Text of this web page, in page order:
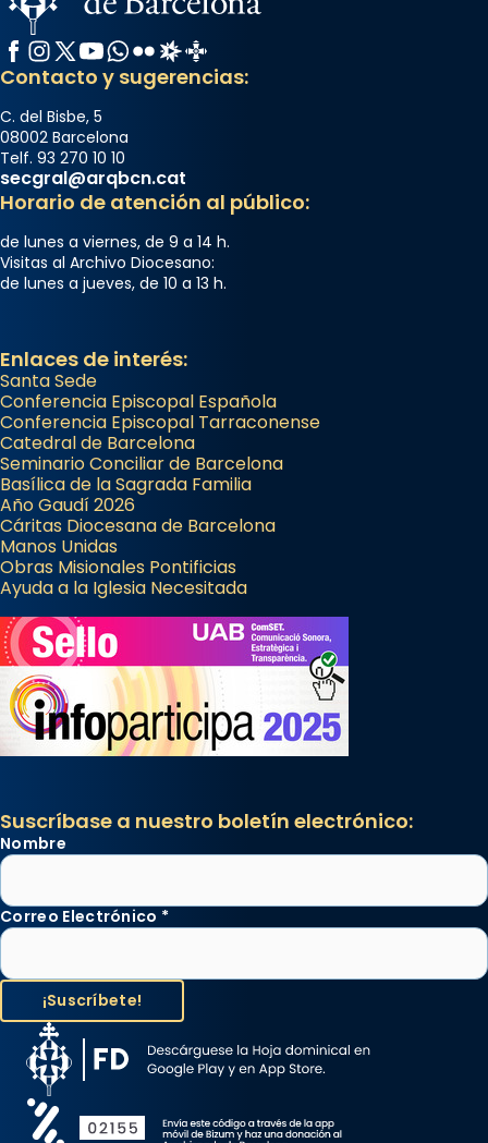
Mons. David Abadías.
📸 Dr. G. Simón
Foto
View on Facebook
Arquebisbat de Barcelona
2 weeks ago
Memòria de les santes Juliana i
Semproniana, verges i màrtirs.
que les santes Juliana (“relatiu a Júlia”) i
Semproniana (“relatiu a Semprònia =
eterna”) són deixebles seves. I l’any 1667, el
frare Joan Gaspar Roig, afirma en una obra
que les santes són filles de l’antiga Iluro.
Mataró en reivindicarà les relíq
...Ver más
Foto
View on Facebook · Share
Facebook
Instagram
X / Twitter
YouTube
WhatsApp
FlickrRadio Estel
Catalunya Cristiana
Contacto y sugerencias:
C. del Bisbe, 5
08002 Barcelona
Telf. 93 270 10 10
secgral@arqbcn.cat
Horario de atención al público:
de lunes a viernes, de 9 a 14 h.
Visitas al Archivo Diocesano:
de lunes a jueves, de 10 a 13 h.
Enlaces de interés:
Santa Sede
Conferencia Episcopal Española
Conferencia Episcopal Tarraconense
Catedral de Barcelona
Seminario Conciliar de Barcelona
Basílica de la Sagrada Familia
Año Gaudí 2026
Cáritas Diocesana de Barcelona
Manos Unidas
Obras Misionales Pontificias
Ayuda a la Iglesia Necesitada
Suscríbase a nuestro boletín electrónico:
Nombre
Correo Electrónico *